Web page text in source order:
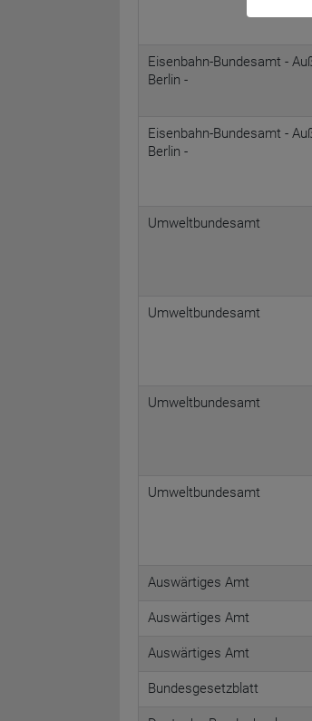
Eisenbahn-Bundesamt -
Berlin -
Eisenbahn-Bundesamt -
Berlin -
Umweltbundesamt
Umweltbundesamt
Umweltbundesamt
Umweltbundesamt
Auswärtiges Amt
Auswärtiges Amt
Auswärtiges Amt
Bundesgesetzblatt